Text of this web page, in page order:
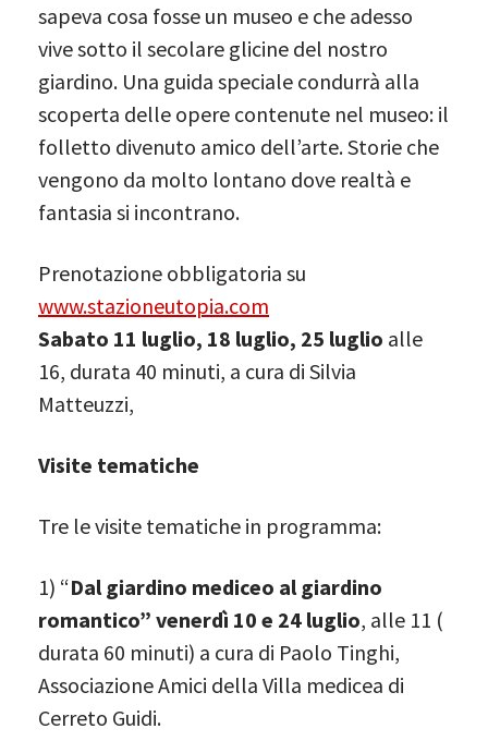
sapeva cosa fosse un museo e che adesso
vive sotto il secolare glicine del nostro
giardino. Una guida speciale condurrà alla
scoperta delle opere contenute nel museo: il
folletto divenuto amico dell’arte. Storie che
vengono da molto lontano dove realtà e
fantasia si incontrano.
Prenotazione obbligatoria su
www.stazioneutopia.com
Sabato 11 luglio, 18 luglio, 25 luglio alle
16, durata 40 minuti, a cura di Silvia
Matteuzzi,
Visite tematiche
Tre le visite tematiche in programma:
1) “Dal giardino mediceo al giardino
romantico” venerdì 10 e 24 luglio, alle 11 (
durata 60 minuti) a cura di Paolo Tinghi,
Associazione Amici della Villa medicea di
Cerreto Guidi.